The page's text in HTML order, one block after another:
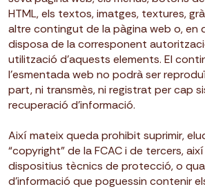
HTML, els textos, imatges, textures,
altre contingut de la pàgina web o, en
disposa de la corresponent
utilització d’aquests elements. El
l’esmentada web no podrà ser
part, ni transmès, ni registrat per cap
recuperació d’informació.
Així mateix queda prohibit suprimir,
“copyright” de la FCAC i de tercers,
dispositius tècnics de protecció, o
d’informació que poguessin contenir